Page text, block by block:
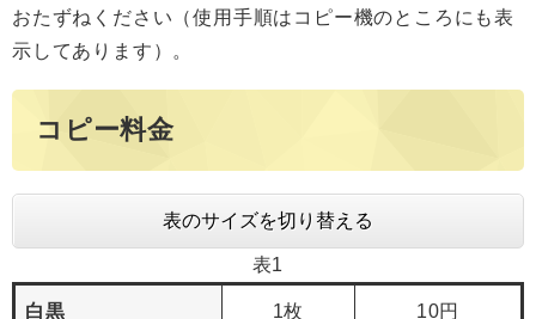
おたずねください（使用手順はコピー機のところにも表
示してあります）。
コピー料金
表のサイズを切り替える
表1
白黒 1枚 10円